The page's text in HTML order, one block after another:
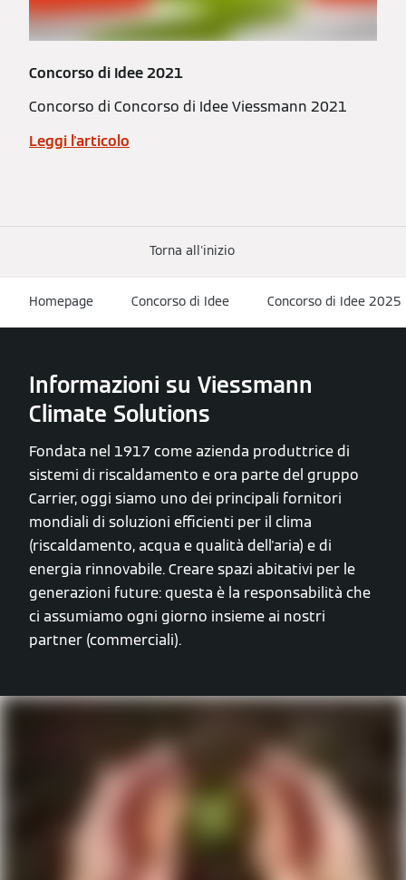
Concorso di Idee 2021
Concorso di Concorso di Idee Viessmann 2021
Leggi l'articolo
Torna all'inizio
Homepage Concorso di Idee Concorso di Idee 2025
Informazioni su Viessmann
Climate Solutions
Fondata nel 1917 come azienda produttrice di
sistemi di riscaldamento e ora parte del gruppo
Carrier, oggi siamo uno dei principali fornitori
mondiali di soluzioni efficienti per il clima
(riscaldamento, acqua e qualità dell'aria) e di
energia rinnovabile. Creare spazi abitativi per le
generazioni future: questa è la responsabilità che
ci assumiamo ogni giorno insieme ai nostri
partner (commerciali).